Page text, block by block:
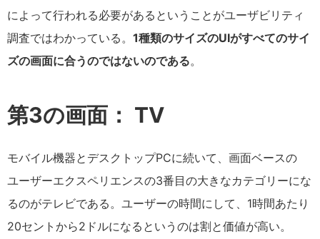
によって行われる必要があるということがユーザビリティ
調査ではわかっている。 1種類のサイズのUIがすべてのサイ
ズの画面に合うのではないのである。
第3の画面： TV
モバイル機器とデスクトップPCに続いて、画面ベースの
ユーザーエクスペリエンスの3番目の大きなカテゴリーにな
るのがテレビである。ユーザーの時間にして、1時間あたり
20セントから2ドルになるというのは割と価値が高い。